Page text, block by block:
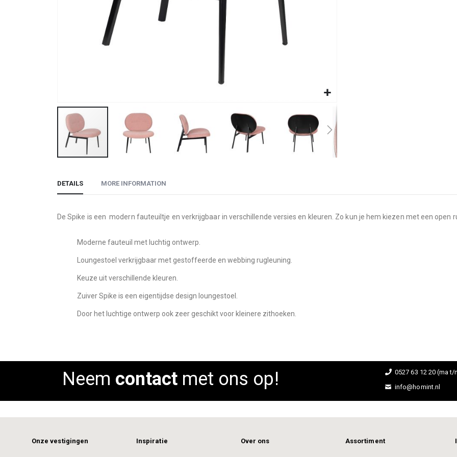
the
of
DETAILS
De Spike is een modern fauteuiltje en verkrijgbaar in verschillende versies en kleuren. Zo kun je hem kiezen met een
Moderne fauteuil met luchtig ontwerp.
Loungestoel verkrijgbaar met gestoffeerde en webbing rugleuning.
Keuze uit verschillende kleuren.
Zuiver Spike is een eigentijdse design loungestoel.
Door het luchtige ontwerp ook zeer geschikt voor kleinere zithoeken.
MORE INFORMATION
Neem contactmet ons op!
0527 63 12 20 (ma t/
info@homint.nl
Onze vestigingen Inspiratie Over ons Assortiment